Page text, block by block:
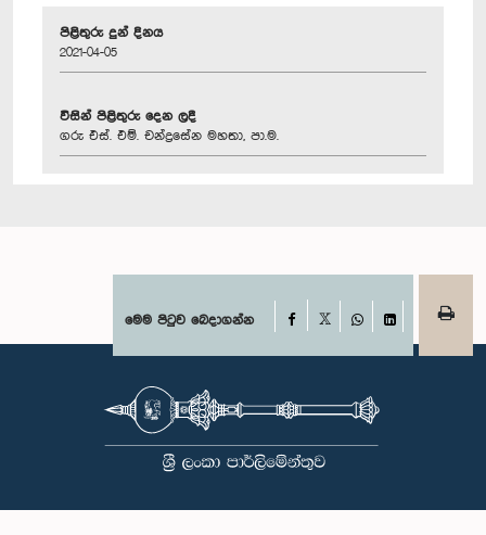
පිළිතුරු දුන් දිනය
2021-04-05
විසින් පිළිතුරු දෙන ලදී
ගරු එස්. එම්. චන්ද්‍රසේන මහතා, පා.ම.
මෙම පිටුව බෙදාගන්න Facebook
WhatsAppLinkedIn